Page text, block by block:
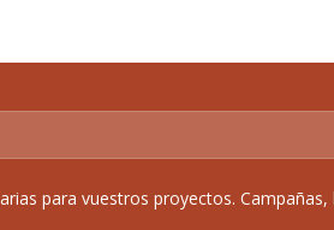
para vuestros proyectos. Campañas,